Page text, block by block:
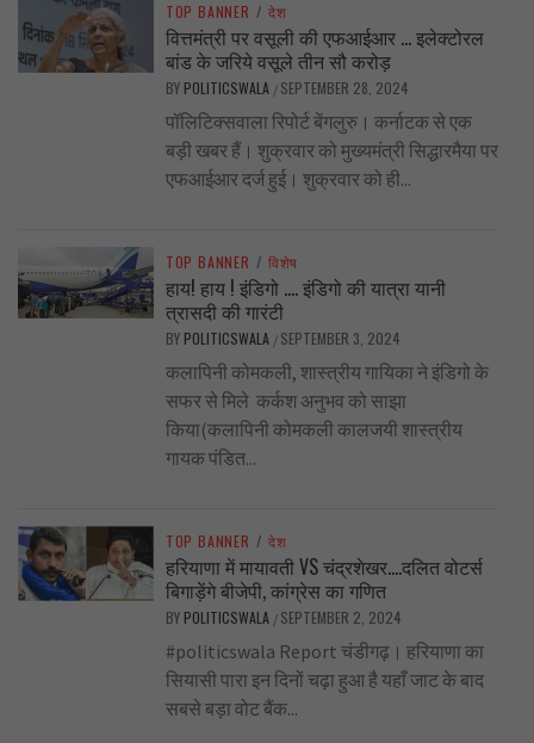
TOP BANNER / देश
वित्तमंत्री पर वसूली की एफआईआर … इलेक्टोरल
बांड के जरिये वसूले तीन सौ करोड़
BY POLITICSWALA / SEPTEMBER 28, 2024
पॉलिटिक्सवाला रिपोर्ट बेंगलुरु। कर्नाटक से एक
बड़ी खबर हैं। शुक्रवार को मुख्यमंत्री सिद्धारमैया पर
एफआईआर दर्ज हुई। शुक्रवार को ही...
TOP BANNER / विशेष
हाय! हाय ! इंडिगो …. इंडिगो की यात्रा यानी
त्रासदी की गारंटी
BY POLITICSWALA / SEPTEMBER 3, 2024
कलापिनी कोमकली, शास्त्रीय गायिका ने इंडिगो के
सफर से मिले कर्कश अनुभव को साझा
किया(कलापिनी कोमकली कालजयी शास्त्रीय
गायक पंडित...
TOP BANNER / देश
हरियाणा में मायावती VS चंद्रशेखर….दलित वोटर्स
बिगाड़ेंगे बीजेपी, कांग्रेस का गणित
BY POLITICSWALA / SEPTEMBER 2, 2024
#politicswala Report चंडीगढ़। हरियाणा का
सियासी पारा इन दिनों चढ़ा हुआ है यहाँ जाट के बाद
सबसे बड़ा वोट बैंक...